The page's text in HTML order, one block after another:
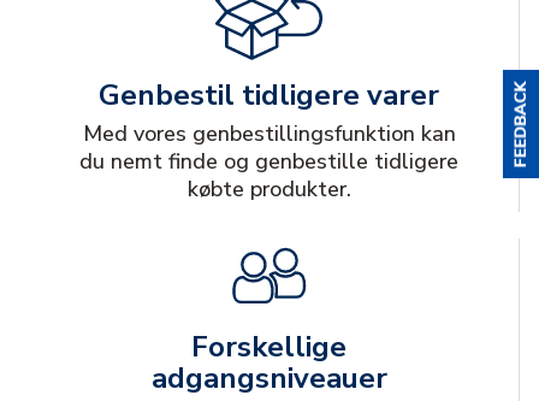
Genbestil tidligere varer
Med vores genbestillingsfunktion kan
du nemt finde og genbestille tidligere
købte produkter.
Forskellige
adgangsniveauer